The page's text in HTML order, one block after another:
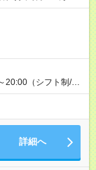
個配達×25日勤務
20:00（シフト制/実
有り） ※配達状況に
り多少の前後あり
詳細へ